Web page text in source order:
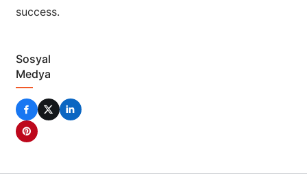
success.
Sosyal
Medya